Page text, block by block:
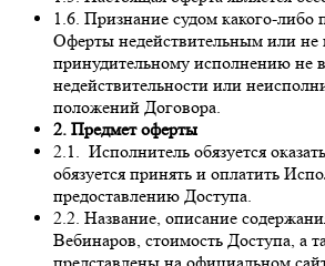
1.6. Признание судом какого-либо
Оферты недействительным или
принудительному исполнению не
недействительности или
положений Договора.
2. Предмет оферты
2.1. Исполнитель обязуется
обязуется принять и оплатить
предоставлению Доступа.
2.2. Название, описание
Вебинаров, стоимость Доступа, а